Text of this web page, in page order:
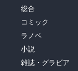
総合
コミック
ラノベ
小説
雑誌・グラビア